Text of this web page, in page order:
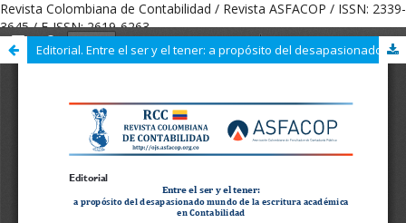
Revista Colombiana de Contabilidad / Revista ASFACOP / ISSN: 2339-
3645 / E-ISSN: 2619-6263
Editorial. Entre el ser y el tener: a propósito del desapasionado mundo de la escritura académica en Contabilidad